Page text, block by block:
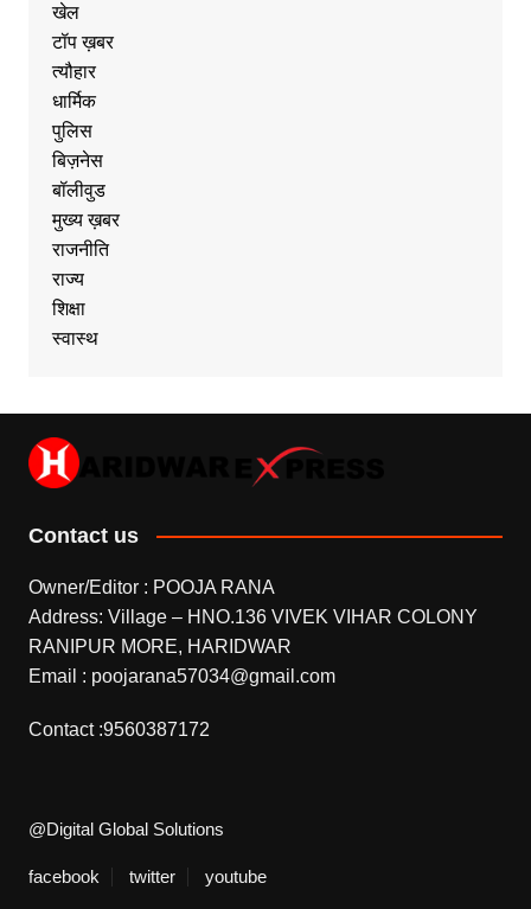
खेल
टॉप ख़बर
त्यौहार
धार्मिक
पुलिस
बिज़नेस
बॉलीवुड
मुख्य ख़बर
राजनीति
राज्य
शिक्षा
स्वास्थ
Contact us
Owner/Editor : POOJA RANA
Address: Village – HNO.136 VIVEK VIHAR COLONY
RANIPUR MORE, HARIDWAR
Email : poojarana57034@gmail.com
Contact :9560387172
@Digital Global Solutions
facebook twitter youtube